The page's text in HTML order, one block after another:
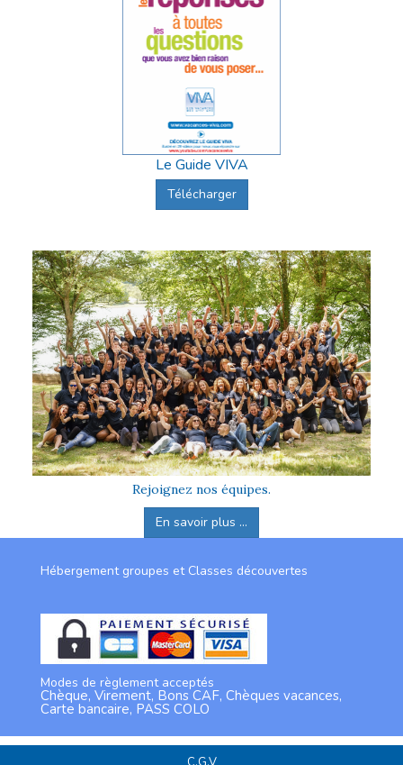
Le Guide VIVA
Télécharger
Rejoignez nos équipes.
En savoir plus ...
Hébergement groupes et Classes découvertes
Modes de règlement acceptés
Chèque, Virement, Bons CAF, Chèques vacances,
Carte bancaire, PASS COLO